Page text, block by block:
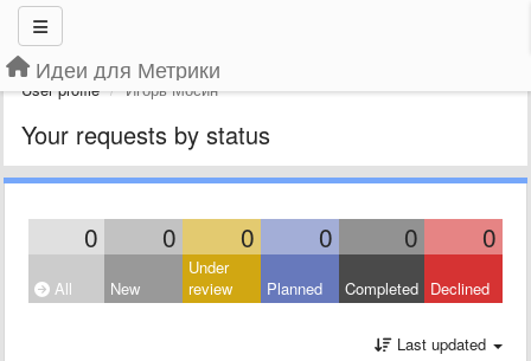
Идеи для Метрики
User profile Игорь Мосин
Your requests by status
0 0 0 0 0 0
All New
Under
review
Planned Completed Declined
Last updated